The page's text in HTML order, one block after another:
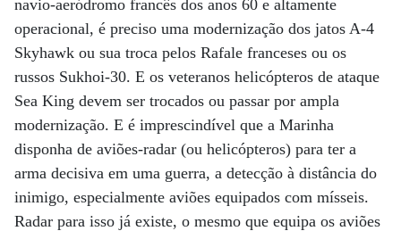
navio-aeródromo francês dos anos 60 e altamente
operacional, é preciso uma modernização dos jatos A-4
Skyhawk ou sua troca pelos Rafale franceses ou os
russos Sukhoi-30. E os veteranos helicópteros de ataque
Sea King devem ser trocados ou passar por ampla
modernização. E é imprescindível que a Marinha
disponha de aviões-radar (ou helicópteros) para ter a
arma decisiva em uma guerra, a detecção à distância do
inimigo, especialmente aviões equipados com mísseis.
Radar para isso já existe, o mesmo que equipa os aviões